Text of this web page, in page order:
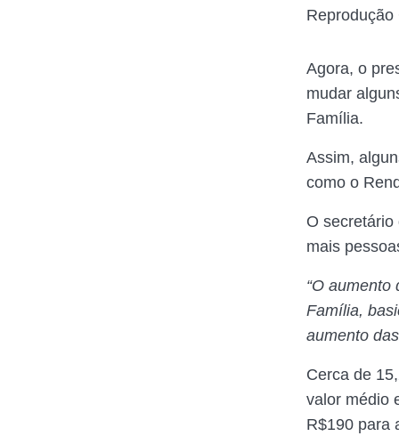
Reprodução
Agora, o
mudar
Família.
Assim,
como o
O
mais
“O
Família,
aumento
Cerca de
valor médio
R$190 para